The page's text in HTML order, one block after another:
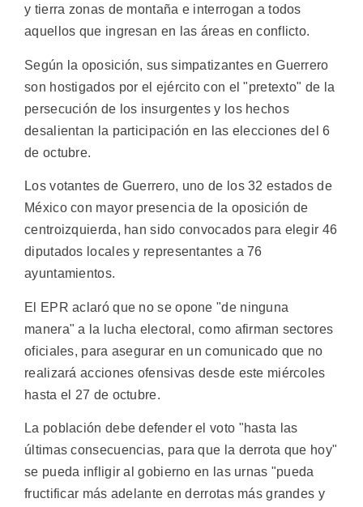
y tierra zonas de montaña e interrogan a todos
aquellos que ingresan en las áreas en conflicto.
Según la oposición, sus simpatizantes en Guerrero
son hostigados por el ejército con el "pretexto" de la
persecución de los insurgentes y los hechos
desalientan la participación en las elecciones del 6
de octubre.
Los votantes de Guerrero, uno de los 32 estados de
México con mayor presencia de la oposición de
centroizquierda, han sido convocados para elegir 46
diputados locales y representantes a 76
ayuntamientos.
El EPR aclaró que no se opone "de ninguna
manera" a la lucha electoral, como afirman sectores
oficiales, para asegurar en un comunicado que no
realizará acciones ofensivas desde este miércoles
hasta el 27 de octubre.
La población debe defender el voto "hasta las
últimas consecuencias, para que la derrota que hoy"
se pueda infligir al gobierno en las urnas "pueda
fructificar más adelante en derrotas más grandes y